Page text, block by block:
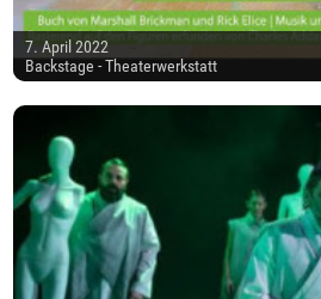
7. April 2022
Backstage - Theaterwerkstatt